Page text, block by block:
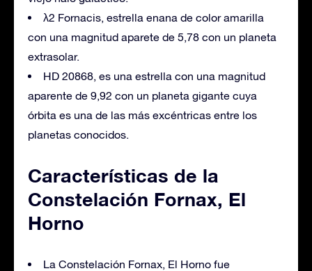
λ2 Fornacis, estrella enana de color amarilla
con una magnitud aparete de 5,78 con un planeta
extrasolar.
HD 20868, es una estrella con una magnitud
aparente de 9,92 con un planeta gigante cuya
órbita es una de las más excéntricas entre los
planetas conocidos.
Características de la
Constelación Fornax, El
Horno
La Constelación Fornax, El Horno fue